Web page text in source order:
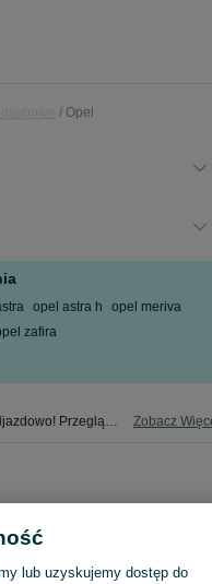
Opel
opel astra h
opel meriva
zafira
Wybierz sprawdzoną markę i poczuj się odjazdowo! Przeglądaj kategorię Opel na OLX i znajdź swój wymarzony samochód! Zobacz
lub uzyskujemy dostęp do